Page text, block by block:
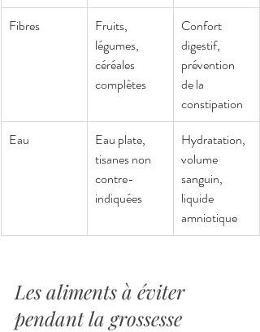
Fibres
Fruits,
légumes,
céréales
complètes
Confort
digestif,
prévention
de la
constipation
Eau
Eau plate,
tisanes non
contre-
indiquées
Hydratation,
volume
sanguin,
liquide
amniotique
Les aliments à éviter
pendant la grossesse